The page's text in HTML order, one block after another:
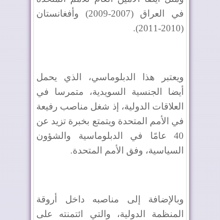
في العراق (2007-2009) وأفغانستان
(2010-2011).
ويعتبر هذا الدبلوماسي، الذي يحمل
أيضا الجنسية السويدية، متمرسا في
العلاقات الدولية، إذ شغل مناصب رفيعة
في الأمم المتحدة ويتمتع بخبرة تزيد عن
40 عامًا في الدبلوماسية والشؤون
السياسية، وفق الأمم المتحدة.
وبالإضافة إلى مناصبه داخل أروقة
المنظمة الدولية، والتي ائتمنته على